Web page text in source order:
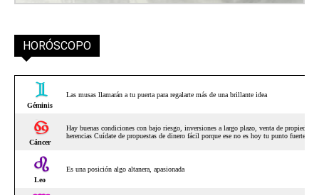
HORÓSCOPO